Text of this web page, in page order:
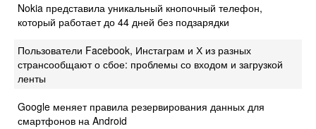
Nokia представила уникальный кнопочный телефон,
который работает до 44 дней без подзарядки
Пользователи Facebook, Инстаграм и Х из разных
странсообщают о сбое: проблемы со входом и загрузкой
ленты
Google меняет правила резервирования данных для
смартфонов на Android